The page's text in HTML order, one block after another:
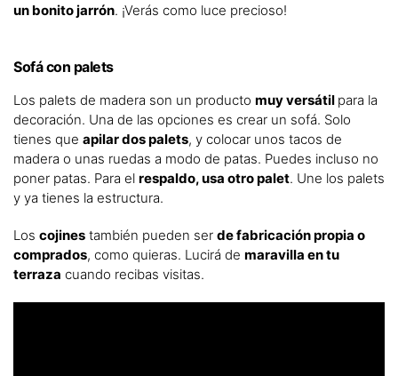
un bonito jarrón. ¡Verás como luce precioso!
Sofá con palets
Los palets de madera son un producto muy versátil para la
decoración. Una de las opciones es crear un sofá. Solo
tienes que apilar dos palets, y colocar unos tacos de
madera o unas ruedas a modo de patas. Puedes incluso no
poner patas. Para el respaldo, usa otro palet. Une los palets
y ya tienes la estructura.
Los cojines también pueden ser de fabricación propia o
comprados, como quieras. Lucirá de maravilla en tu
terraza cuando recibas visitas.